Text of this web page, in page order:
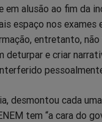
em alusão ao fim da
espaço nos
entretanto,
deturpar e criar
desmontou cada
tem “a cara do